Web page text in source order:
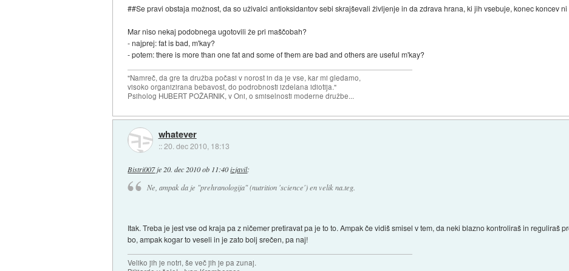
##Se pravi obstaja možnost, da so uživalci antioksidantov sebi skrajševali življenje in da zdrava hrana, ki jih vsebuje, konec koncev
Mar niso nekaj podobnega ugotovili že pri maščobah?
- najprej: fat is bad, m'kay?
- potem: there is more than one fat and some of them are bad and others are useful m'kay?
"Namreč, da gre ta družba počasi v norost in da je vse, kar mi gledamo,
visoko organizirana bebavost, do podrobnosti izdelana idiotija."
Psiholog HUBERT POŽARNIK, v Oni, o smiselnosti moderne družbe...
whatever
::20. dec 2010, 18:13
Bistri007je 20. dec 2010 ob 11:40 izjavil:
Ne, ampak da je "prehranologija" (nutrition 'science') en velik na.teg.
Itak. Treba je jest vse od kraja pa z ničemer pretiravat pa je to to. Ampak če vidiš smisel v tem, da neki blazno kontroliraš in reguliraš
bo, ampak kogar to veseli in je zato bolj srečen, pa naj!
Veliko jih je notri, še več jih je pa zunaj.